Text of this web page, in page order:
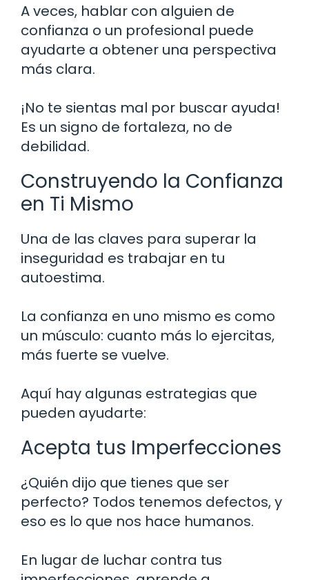
A veces, hablar con alguien de
confianza o un profesional puede
ayudarte a obtener una perspectiva
más clara.
¡No te sientas mal por buscar ayuda!
Es un signo de fortaleza, no de
debilidad.
Construyendo la Confianza
en Ti Mismo
Una de las claves para superar la
inseguridad es trabajar en tu
autoestima.
La confianza en uno mismo es como
un músculo: cuanto más lo ejercitas,
más fuerte se vuelve.
Aquí hay algunas estrategias que
pueden ayudarte:
Acepta tus Imperfecciones
¿Quién dijo que tienes que ser
perfecto? Todos tenemos defectos, y
eso es lo que nos hace humanos.
En lugar de luchar contra tus